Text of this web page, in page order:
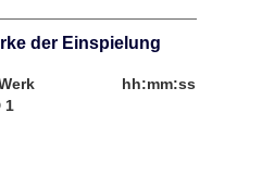
der Einspielung
hh:mm:ss
1